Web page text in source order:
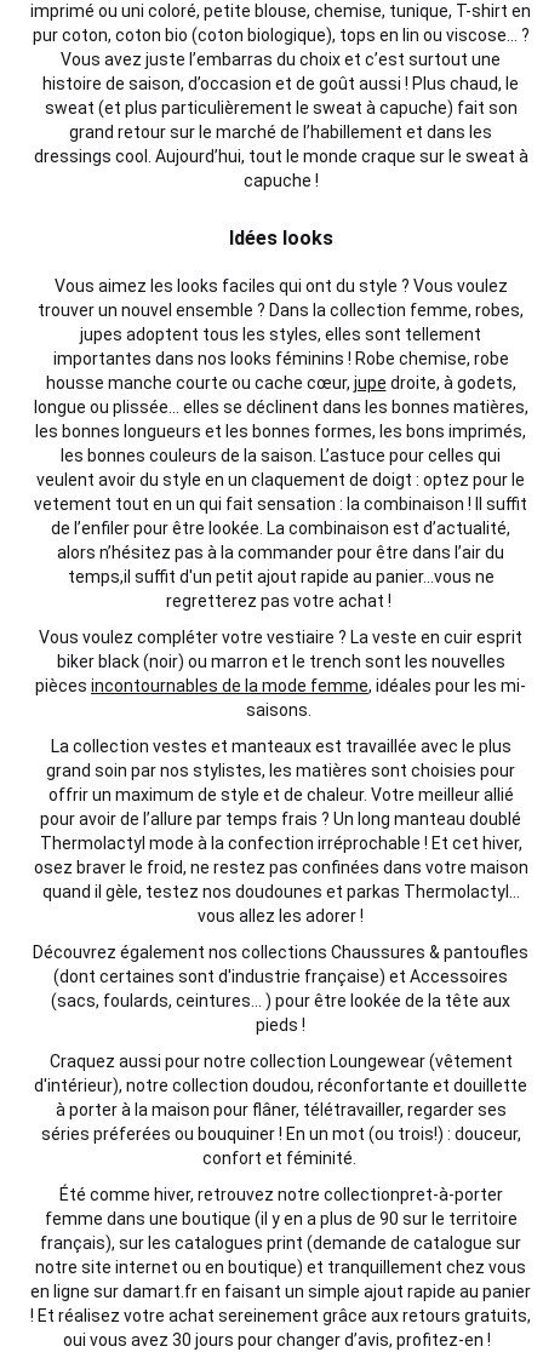
imprimé ou uni coloré, petite blouse, chemise, tunique, T-shirt en
pur coton, coton bio (coton biologique), tops en lin ou viscose… ?
Vous avez juste l’embarras du choixet c’est surtout une
histoire de saison, d’occasion et de goût aussi ! Plus chaud, le
sweat (et plus particulièrement le sweat à capuche) fait son
grand retoursur le marché de l’habillement et dans les
dressings cool. Aujourd’hui, tout le monde craque sur le sweat à
capuche !
Idées looks
Vous aimez les looks faciles qui ont du style ? Vous voulez
trouver un nouvel ensemble ? Dans la collection femme, robes,
jupes adoptent tous les styles, elles sont tellement
importantes dans nos looks féminins ! Robe chemise, robe
housse manche courte ou cache cœur, jupe droite, à godets,
longue ou plissée… elles se déclinent dans les bonnes matières,
les bonnes longueurs et les bonnes formes, les bons imprimés,
les bonnes couleurs de la saison. L’astuce pour celles qui
veulent avoir du style en un claquement de doigt : optez pour le
vetement tout en un qui fait sensation : la combinaison ! Il suffit
de l’enfiler pour être lookée. La combinaison est d’actualité,
alors n’hésitez pas à la commander pour être dans l’air du
temps,il suffit d'un petit ajout rapide au panier...vous ne
regretterez pas votre achat !
Vous voulez compléter votre vestiaire ? La veste en cuir esprit
biker black (noir) ou marron et le trench sont les nouvelles
pièces incontournables de la mode femme, idéales pour les mi-
saisons.
La collection vestes et manteaux est travaillée avec le plus
grand soin par nos stylistes, les matières sont choisies pour
offrir un maximum de style et de chaleur. Votre meilleur allié
pour avoir de l’allure par temps frais ? Un long manteau doublé
Thermolactyl mode à la confection irréprochable ! Et cet hiver,
osez braver le froid, ne restez pas confinées dans votre maison
quand il gèle, testez nos doudounes et parkas Thermolactyl…
vous allez les adorer !
Découvrez également nos collections Chaussures & pantoufles
(dont certaines sont d'industrie française) et Accessoires
(sacs, foulards, ceintures... ) pour être lookée de la tête aux
pieds !
Craquez aussi pour notre collection Loungewear (vêtement
d'intérieur), notre collection doudou, réconfortante et douillette
à porter à la maison pour flâner, télétravailler, regarder ses
séries préferées ou bouquiner ! En un mot (ou trois!) : douceur,
confort et féminité.
Été comme hiver, retrouvez notre collectionpret-à-porter
femme dans une boutique (il y en a plus de 90 sur le territoire
français), sur les catalogues print (demande de catalogue sur
notre site internet ou en boutique) et tranquillement chez vous
en ligne sur damart.fr en faisant un simple ajout rapide au panier
! Et réalisez votre achat sereinement grâce aux retours gratuits,
oui vous avez 30 jours pour changer d’avis, profitez-en !